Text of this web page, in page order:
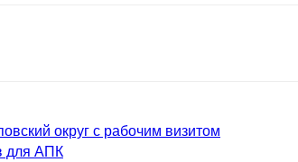
округ с рабочим визитом
для АПК